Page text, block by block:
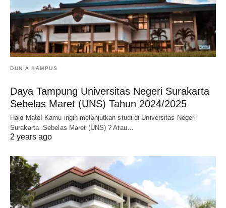
DUNIA KAMPUS
Daya Tampung Universitas Negeri Surakarta
Sebelas Maret (UNS) Tahun 2024/2025
Halo Mate! Kamu ingin melanjutkan studi di Universitas Negeri
Surakarta Sebelas Maret (UNS) ? Atau…
2 years ago